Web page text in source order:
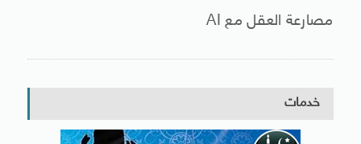
مصارعة العقل مع AI
خدمات